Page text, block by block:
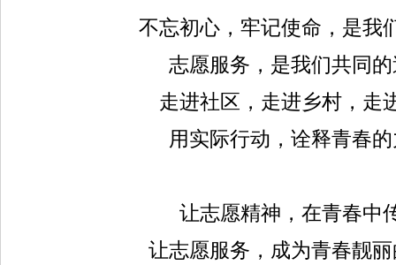
不忘初心，牢记使命，是我
志愿服务，是我们共同
走进社区，走进乡村，走
用实际行动，诠释青春
让志愿精神，在青春中
让志愿服务，成为青春靓